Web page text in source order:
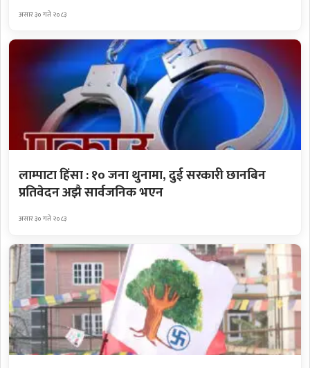
असार ३० गते २०८३
लाम्पाटा हिंसा : १० जना थुनामा, दुई सरकारी छानबिन
प्रतिवेदन अझै सार्वजनिक भएन
असार ३० गते २०८३